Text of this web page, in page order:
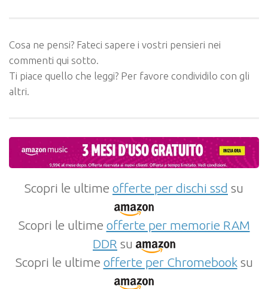
Cosa ne pensi? Fateci sapere i vostri pensieri nei
commenti qui sotto.
Ti piace quello che leggi? Per favore condividilo con gli
altri.
Scopri le ultime offerte per dischi ssd su
Scopri le ultime offerte per memorie RAM
DDR su
Scopri le ultime offerte per Chromebooksu